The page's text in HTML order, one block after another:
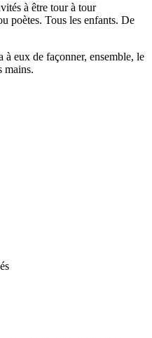
à être tour à tour
poètes. Tous les enfants. De
à eux de façonner, ensemble, le
mains.